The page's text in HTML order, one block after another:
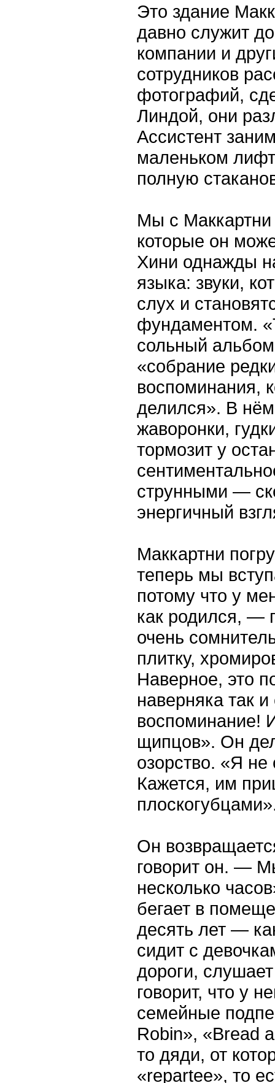
Это здание
давно служит
компании и
сотрудников
фотографий,
Линдой, они
Ассистент
маленьком
полную
Мы с
которые он
Хини однажды
языка: звуки,
слух и
фундаментом.
сольный
«собрание
воспоминания,
делился». В нём
жаворонки,
тормозит у
струнными —
энергичный
Маккартни
теперь мы
потому что у
как родился, —
очень
плитку,
Наверное, это
наверняка так
воспоминание!
щипцов». Он
озорство. «Я
Кажется, им
Он
говорит он. —
несколько
бегает в
десять лет —
сидит с
дороги,
говорит, что у
семейные
Robin», «Bread
то дяди, от
«repartee», то